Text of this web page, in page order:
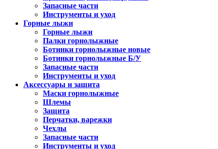
Запасные части
Инструменты и уход
Горные лыжи
Горные лыжи
Палки горнолыжные
Ботинки горнолыжные новые
Ботинки горнолыжные Б/У
Запасные части
Инструменты и уход
Аксессуары и защита
Маски горнолыжные
Шлемы
Защита
Перчатки, варежки
Чехлы
Запасные части
Инструменты и уход